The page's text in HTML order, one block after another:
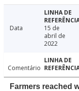
Data
15 de
abril de
2022
Comentário
Farmers reached